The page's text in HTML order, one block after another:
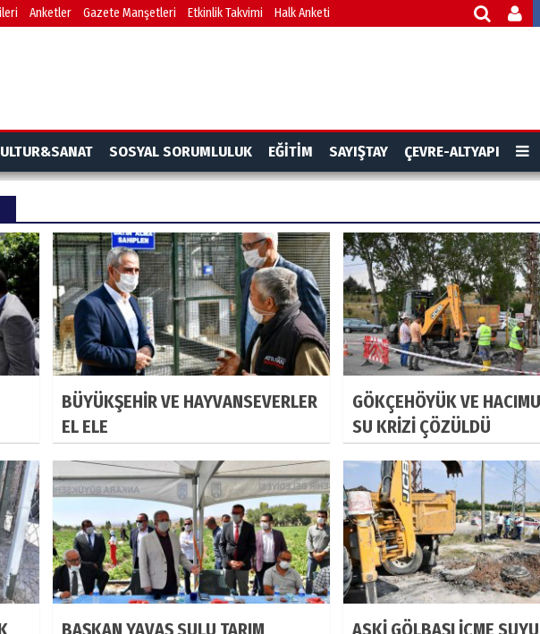
Anketler Gazete Manşetleri Etkinlik Takvimi Halk Anketi
SOSYAL SORUMLULUK EĞİTİM SAYIŞTAY ÇEVRE-ALTYAPI
BÜYÜKŞEHİR VE HAYVANSEVERLER
EL ELE
GÖKÇEHÖYÜK VE
SU KRİZİ ÇÖZÜLDÜ
BAŞKAN YAVAŞ SULU TARIM
ASKİ GÖLBAŞI İÇME